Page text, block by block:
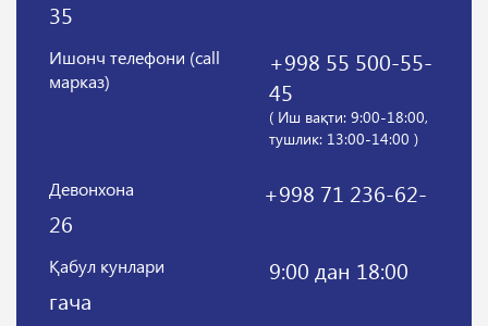
35
Ишонч телефони (call
марказ)
+998 55 500-55-
45
( Иш вақти: 9:00-18:00,
тушлик: 13:00-14:00 )
Девонхона
+998 71 236-62-
26
Қабул кунлари
9:00 дан 18:00
гача